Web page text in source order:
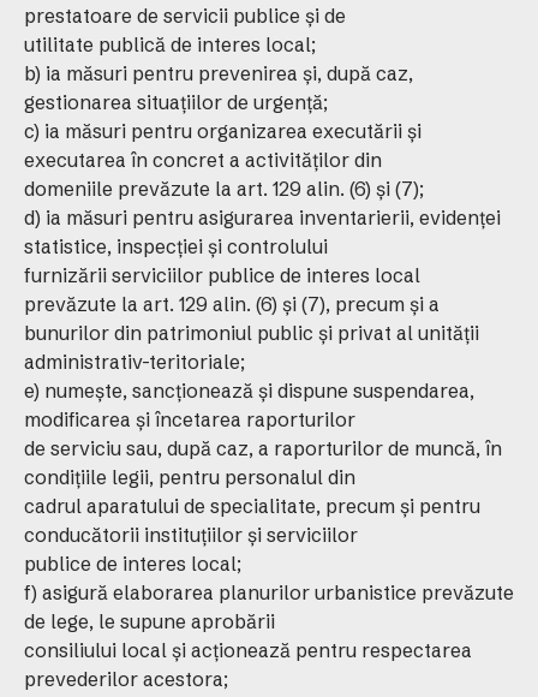
prestatoare de servicii publice şi de
utilitate publică de interes local;
b) ia măsuri pentru prevenirea şi, după caz,
gestionarea situaţiilor de urgenţă;
c) ia măsuri pentru organizarea executării şi
executarea în concret a activităţilor din
domeniile prevăzute la art. 129 alin. (6) şi (7);
d) ia măsuri pentru asigurarea inventarierii, evidenţei
statistice, inspecţiei şi controlului
furnizării serviciilor publice de interes local
prevăzute la art. 129 alin. (6) şi (7), precum şi a
bunurilor din patrimoniul public şi privat al unităţii
administrativ-teritoriale;
e) numeşte, sancţionează şi dispune suspendarea,
modificarea şi încetarea raporturilor
de serviciu sau, după caz, a raporturilor de muncă, în
condiţiile legii, pentru personalul din
cadrul aparatului de specialitate, precum şi pentru
conducătorii instituţiilor şi serviciilor
publice de interes local;
f) asigură elaborarea planurilor urbanistice prevăzute
de lege, le supune aprobării
consiliului local şi acţionează pentru respectarea
prevederilor acestora;